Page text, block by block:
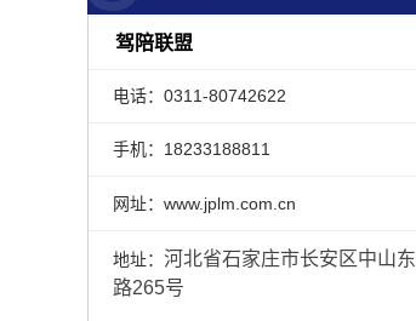
驾陪联盟
电话：0311-80742622
手机：18233188811
网址：www.jplm.com.cn
地址： 河北省石家庄市长安区中山东
路265号